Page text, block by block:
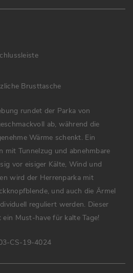
Brusttasche
rundet der Parka von
ab, während die
Wärme schenkt. Ein
mit Tunnelzug und abnehmbare
vor eisiger Kälte, Wind und
wird der Herrenparka mit
und auch die Ärmel
reguliert werden. Dieser
ein Must-have für kalte Tage!
CS-19-4024